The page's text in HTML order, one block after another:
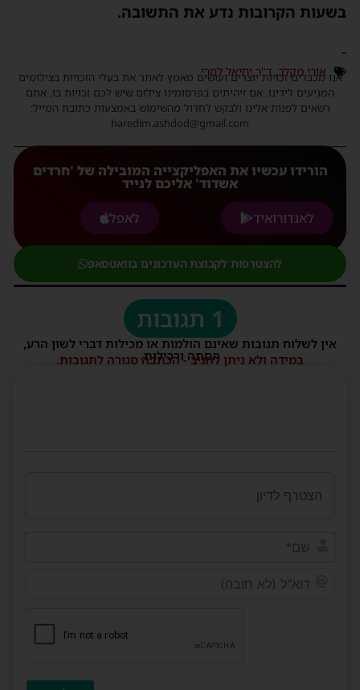
בשעות הקרובות נדע את התשובה.
-
אורי מקלב,ד"ר יחיאל לסרי
אנו מכבדים זכויות יוצרים ועושים מאמץ לאתר את בעלי הזכויות בצילומים
המגיעים לידינו. אם זיהיתים בפרסומינו צילום שיש לכם זכויות בו, אתם
רשאים לפנות אלינו ולבקש לחדול מהשימוש באמצעות כתובת המייל:
haredim.ashdod@gmail.com
הורידו עכשיו את האפליקצייה המובילה של 'חרדים
אשדוד' אליכם לנייד
לאנדורואיד
לאפל
להצטרפות לקבוצת העדכונים בוואטסאפ
1 תגובות
אין לשלוח תגובות שאינם הולמות או מכילות דברי לשון הרע,
הסתה ורכילות.
במידה ולא ניתן להגיב - הכתבה סגורה לתגובות.